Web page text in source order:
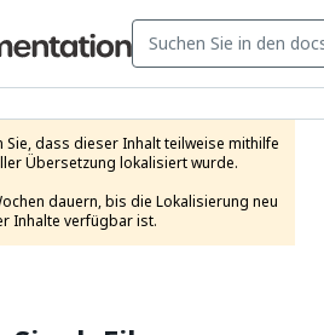
Sie, dass dieser Inhalt teilweise mithilfe
Übersetzung lokalisiert wurde.
dauern, bis die Lokalisierung neu
Inhalte verfügbar ist.